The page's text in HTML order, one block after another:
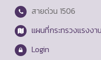
สายด่วน 1506
แผนที่กระทรวงแรงงาน
Login